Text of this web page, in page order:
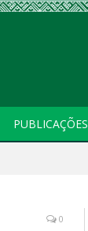
PUBLICAÇÕES
0